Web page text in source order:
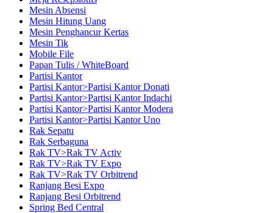
Mesin Absensi
Mesin Hitung Uang
Mesin Penghancur Kertas
Mesin Tik
Mobile File
Papan Tulis / WhiteBoard
Partisi Kantor
Partisi Kantor>Partisi Kantor Donati
Partisi Kantor>Partisi Kantor Indachi
Partisi Kantor>Partisi Kantor Modera
Partisi Kantor>Partisi Kantor Uno
Rak Sepatu
Rak Serbaguna
Rak TV>Rak TV Activ
Rak TV>Rak TV Expo
Rak TV>Rak TV Orbitrend
Ranjang Besi Expo
Ranjang Besi Orbitrend
Spring Bed Central